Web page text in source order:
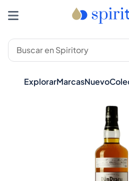
ExplorarMarcasNuevo